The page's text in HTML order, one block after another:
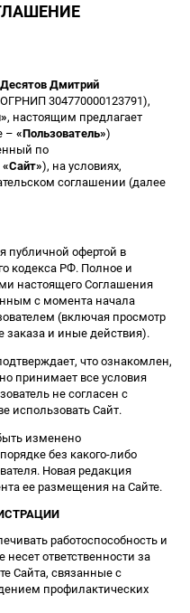
Дмитрий
304770000123791),
, настоящим предлагает
– «Пользователь»)
по
«Сайт»), на условиях,
соглашении (далее
публичной офертой в
кодекса РФ. Полное и
настоящего Соглашения
с момента начала
(включая просмотр
заказа и иные действия).
что ознакомлен,
принимает все условия
не согласен с
использовать Сайт.
изменено
без какого-либо
Новая редакция
ее размещения на Сайте.
работоспособность и
ответственности за
Сайта, связанные с
профилактических